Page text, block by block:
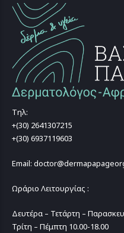
Τηλ:
+(30) 2641307215
+(30) 6937119603
Email:
Ωράριο Λειτουργίας :
Δευτέρα – Τετάρτη –
Τρίτη – Πέμπτη 10.00-18.00